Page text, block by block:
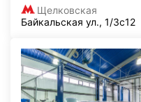
Щелковская
Байкальская ул., 1/3с12